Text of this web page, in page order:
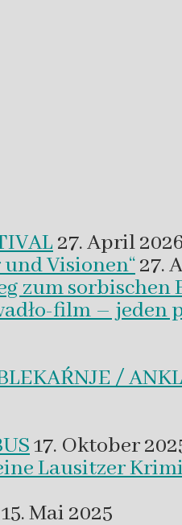
27. April
und Visionen“27.
zum sorbischen
film – jeden
/
17. Oktober
Lausitzer
15. Mai 2025